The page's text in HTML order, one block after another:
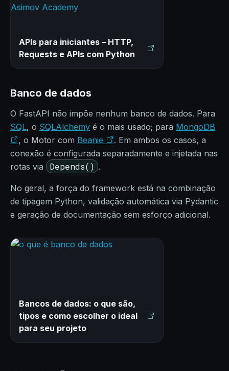
APIs para iniciantes – HTTP,
Requests e APIs com Python
Banco de dados
O FastAPI não impõe nenhum banco de dados. Para
SQL, o SQLAlchemy é o mais usado; para MongoDB
, o Motor com Beanie
. Em ambos os casos, a
conexão é configurada separadamente e injetada nas
rotas via
Depends() .
No geral, a força do framework está na combinação
de tipagem Python, validação automática via Pydantic
e geração de documentação sem esforço adicional.
Bancos de dados: o que são,
tipos e como escolher o ideal
para seu projeto